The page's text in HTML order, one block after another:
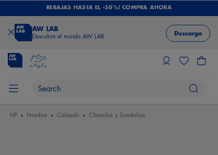
REBAJAS HASTA EL -50%! COMPRA AHORA
AW LAB
Descubre el mundo AW LAB Descarga
HP Hombre Calzado Chanclas y Sandalias